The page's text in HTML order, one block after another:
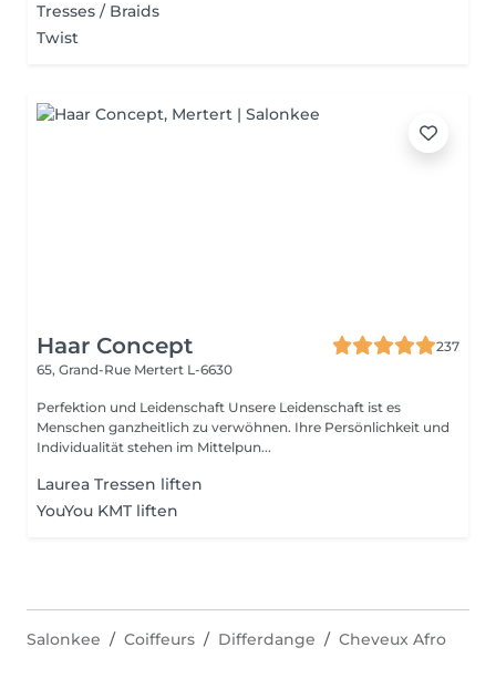
Tresses / Braids
Twist
Haar Concept
237
65, Grand-Rue Mertert L-6630
Perfektion und Leidenschaft Unsere Leidenschaft ist es
Menschen ganzheitlich zu verwöhnen. Ihre Persönlichkeit und
Individualität stehen im Mittelpun...
Laurea Tressen liften
YouYou KMT liften
Salonkee Coiffeurs Differdange Cheveux Afro